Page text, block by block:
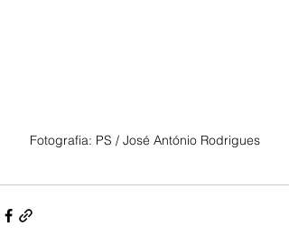
Fotografia: PS / José António Rodrigues